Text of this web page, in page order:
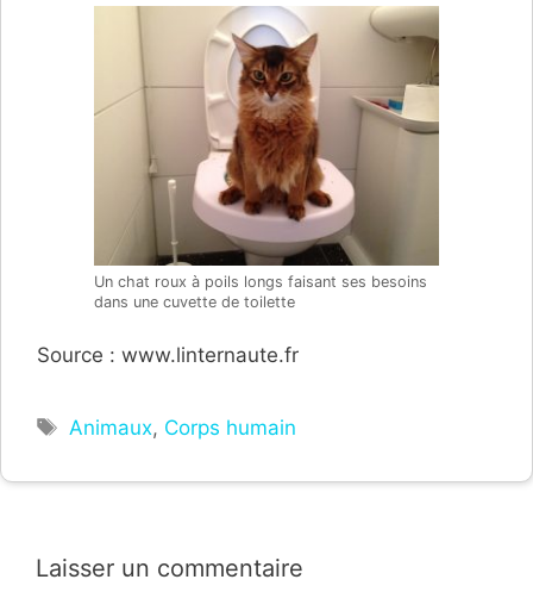
Un chat roux à poils longs faisant ses besoins
dans une cuvette de toilette
Source : www.linternaute.fr
Étiquettes
Animaux, Corps humain
Laisser un commentaire